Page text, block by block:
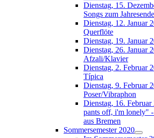
Dienstag, 15.
Songs zum Jahresende
Dienstag, 12. Januar
Querflöte
Dienstag, 19. Januar
Dienstag, 26. Januar
Afzali/Klavier
Dienstag, 2. Februar
Típica
Dienstag, 9. Februar
Poser/Vibraphon
Dienstag, 16.
pants off, i'm lonely"
aus Bremen
Sommersemester 2020